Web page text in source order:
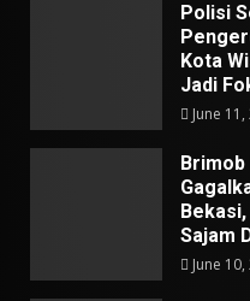
Polisi
Kota
Jadi
June
Sajam
June